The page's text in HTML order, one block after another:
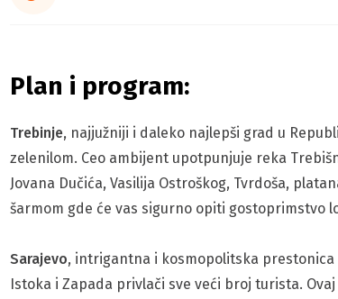
Plan i program:
Trebinje, najjužniji i daleko najlepši grad u
zelenilom. Ceo ambijent upotpunjuje reka
Jovana Dučića, Vasilija Ostroškog, Tvrdoša,
šarmom gde će vas sigurno opiti gostoprimstvo
Sarajevo, intrigantna i kosmopolitska prestonica
Istoka i Zapada privlači sve veći broj turista.